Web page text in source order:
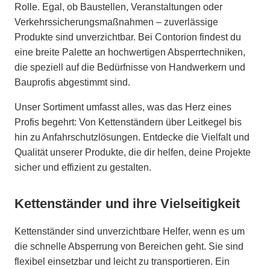
Rolle. Egal, ob Baustellen, Veranstaltungen oder
Verkehrssicherungsmaßnahmen – zuverlässige
Produkte sind unverzichtbar. Bei Contorion findest du
eine breite Palette an hochwertigen Absperrtechniken,
die speziell auf die Bedürfnisse von Handwerkern und
Bauprofis abgestimmt sind.
Unser Sortiment umfasst alles, was das Herz eines
Profis begehrt: Von Kettenständern über Leitkegel bis
hin zu Anfahrschutzlösungen. Entdecke die Vielfalt und
Qualität unserer Produkte, die dir helfen, deine Projekte
sicher und effizient zu gestalten.
Kettenständer und ihre Vielseitigkeit
Kettenständer sind unverzichtbare Helfer, wenn es um
die schnelle Absperrung von Bereichen geht. Sie sind
flexibel einsetzbar und leicht zu transportieren. Ein